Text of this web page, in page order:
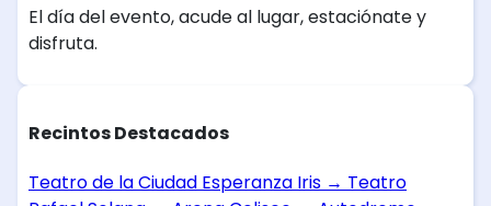
El día del evento, acude al lugar, estaciónate y
disfruta.
Recintos Destacados
Teatro de la Ciudad Esperanza Iris → Teatro